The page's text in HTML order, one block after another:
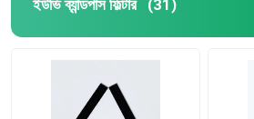
ইউভি ব্যান্ডপাস ফিল্টার (31)